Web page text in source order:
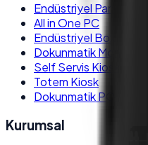
Endüstriyel Panel PC
All in One PC
Endüstriyel Box PC
Dokunmatik Monitör
Self Servis Kiosk
Totem Kiosk
Dokunmatik POS PC
Kurumsal